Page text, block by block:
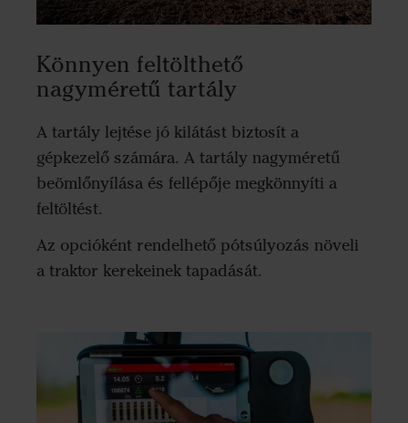
Könnyen feltölthető
nagyméretű tartály
A tartály lejtése jó kilátást biztosít a
gépkezelő számára. A tartály nagyméretű
beömlőnyílása és fellépője megkönnyíti a
feltöltést.
Az opcióként rendelhető pótsúlyozás növeli
a traktor kerekeinek tapadását.